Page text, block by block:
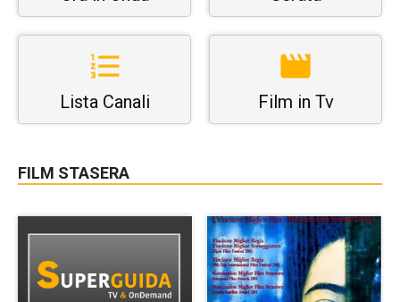
Lista Canali Film in Tv
FILM STASERA